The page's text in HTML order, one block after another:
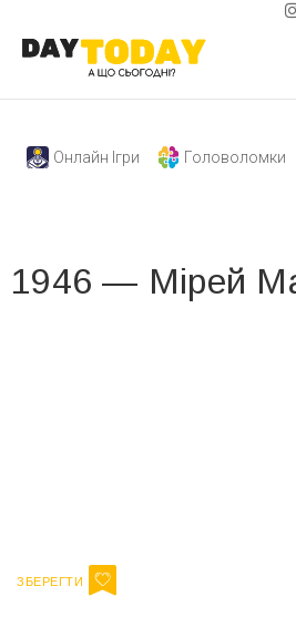
Онлайн Ігри Головоломки
1946 — Мірей